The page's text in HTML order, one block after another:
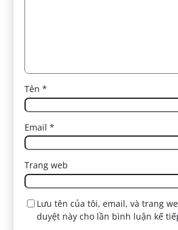
Tên*
Email*
Trang web
Lưu tên của tôi, email, và trang
duyệt này cho lần bình luận kế